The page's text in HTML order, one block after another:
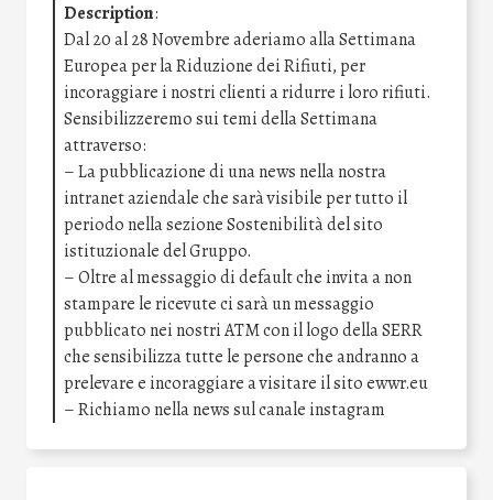
Description:
Dal 20 al 28 Novembre aderiamo alla Settimana
Europea per la Riduzione dei Rifiuti, per
incoraggiare i nostri clienti a ridurre i loro rifiuti.
Sensibilizzeremo sui temi della Settimana
attraverso:
– La pubblicazione di una news nella nostra
intranet aziendale che sarà visibile per tutto il
periodo nella sezione Sostenibilità del sito
istituzionale del Gruppo.
– Oltre al messaggio di default che invita a non
stampare le ricevute ci sarà un messaggio
pubblicato nei nostri ATM con il logo della SERR
che sensibilizza tutte le persone che andranno a
prelevare e incoraggiare a visitare il sito ewwr.eu
– Richiamo nella news sul canale instagram